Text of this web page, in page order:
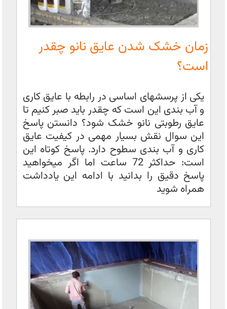
زمان خشک شدن عایق نانو چقدر
است؟
یکی از پرسشهای اساسی در رابطه با عایق کاری
و آب بندی این است که چقدر باید صبر کنیم تا
عایق رطوبتی نانو خشک شود؟ دانستن پاسخ
این سوال نقش بسیار مهمی در کیفیت عایق
کاری و آب بندی سطوح دارد. پاسخ کوتاه این
است: حداکثر 72 ساعت اما اگر میخواهید
پاسخ دقیق را بدانید با ادامه این یادداشت
همراه شوید